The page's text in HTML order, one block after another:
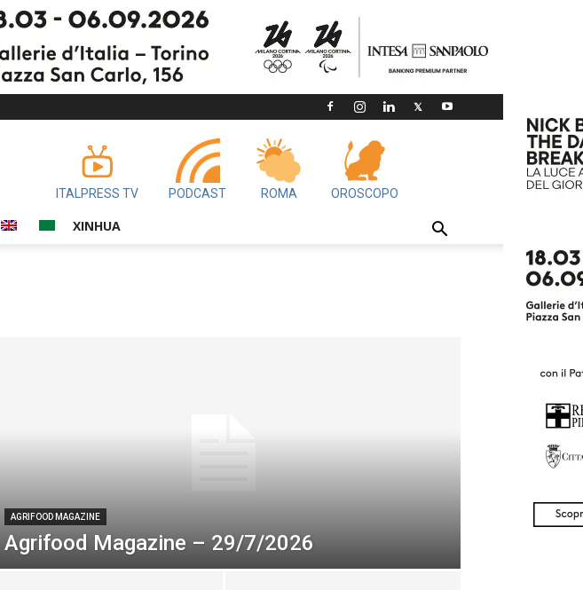
ITALPRESS TV PODCAST ROMA OROSCOPO
XINHUA
AGRIFOOD MAGAZINE
Agrifood Magazine – 29/7/2026